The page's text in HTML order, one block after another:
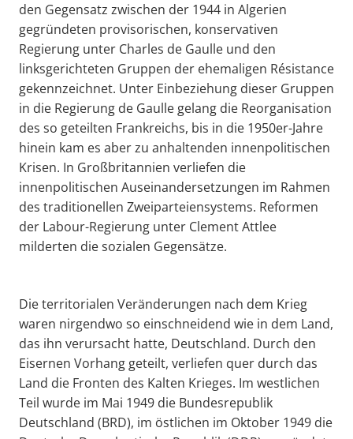
den Gegensatz zwischen der 1944 in Algerien
gegründeten provisorischen, konservativen
Regierung unter Charles de Gaulle und den
linksgerichteten Gruppen der ehemaligen Résistance
gekennzeichnet. Unter Einbeziehung dieser Gruppen
in die Regierung de Gaulle gelang die Reorganisation
des so geteilten Frankreichs, bis in die 1950er-Jahre
hinein kam es aber zu anhaltenden innenpolitischen
Krisen. In Großbritannien verliefen die
innenpolitischen Auseinandersetzungen im Rahmen
des traditionellen Zweiparteiensystems. Reformen
der Labour-Regierung unter Clement Attlee
milderten die sozialen Gegensätze.
Die territorialen Veränderungen nach dem Krieg
waren nirgendwo so einschneidend wie in dem Land,
das ihn verursacht hatte, Deutschland. Durch den
Eisernen Vorhang geteilt, verliefen quer durch das
Land die Fronten des Kalten Krieges. Im westlichen
Teil wurde im Mai 1949 die Bundesrepublik
Deutschland (BRD), im östlichen im Oktober 1949 die